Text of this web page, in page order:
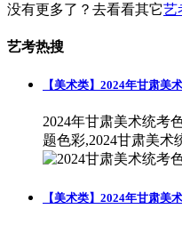
没有更多了？去看看其它艺
艺考热搜
【美术类】2024年甘肃美
2024年甘肃美术统考
题色彩,2024甘肃美术
【美术类】2024年甘肃美